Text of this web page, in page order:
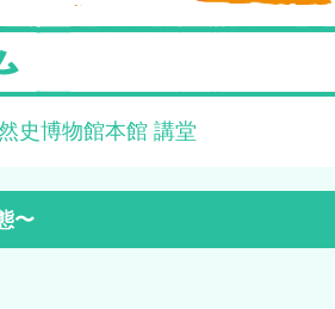
史博物館本館 講堂
〜